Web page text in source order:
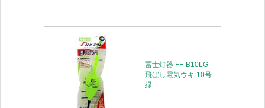
冨士灯器 FF-B10LG
飛ばし電気ウキ 10号
緑